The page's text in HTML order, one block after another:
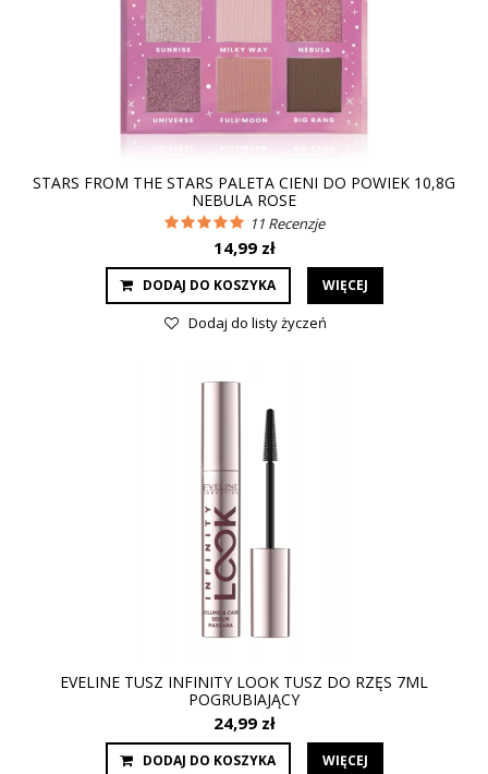
STARS FROM THE STARS PALETA CIENI DO POWIEK 10,8G
NEBULA ROSE
11Recenzje
14,99 zł
DODAJ DO KOSZYKA WIĘCEJ
Dodaj do listy życzeń
EVELINE TUSZ INFINITY LOOK TUSZ DO RZĘS 7ML
POGRUBIAJĄCY
24,99 zł
DODAJ DO KOSZYKA WIĘCEJ